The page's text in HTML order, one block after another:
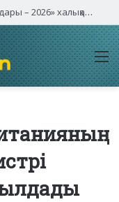
Мемлекет басшысы «Болашақ ойындары – 2026» халықаралық турнирінің ашылу салтанатына қатысты